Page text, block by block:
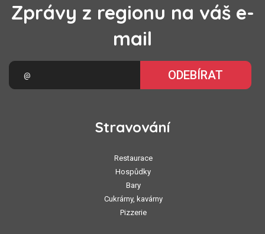
Zprávy z regionu na váš e-
mail
ODEBÍRAT
Stravování
Restaurace
Hospůdky
Bary
Cukrárny, kavárny
Pizzerie